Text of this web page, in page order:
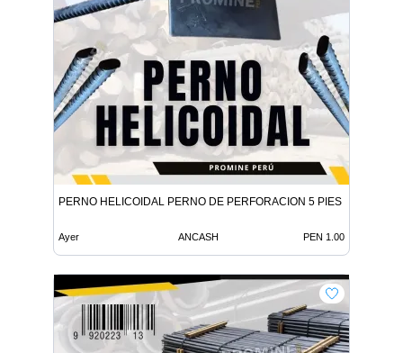
PERNO HELICOIDAL PERNO DE PERFORACION 5 PIES
Ayer ANCASH PEN 1.00